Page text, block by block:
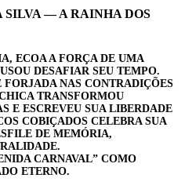
SILVA — A RAINHA DOS
ECOA A FORÇA DE UMA
DESAFIAR SEU TEMPO.
FORJADA NAS CONTRADIÇÕES
TRANSFORMOU
E ESCREVEU SUA LIBERDADE
COBIÇADOS CELEBRA SUA
DE MEMÓRIA,
CARNAVAL” COMO
ETERNO.